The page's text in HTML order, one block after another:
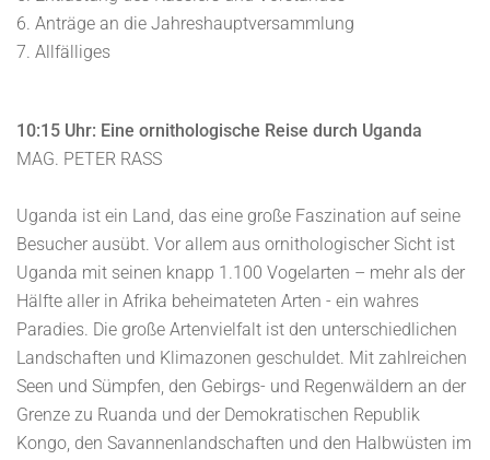
6. Anträge an die Jahreshauptversammlung
7. Allfälliges
10:15 Uhr: Eine ornithologische Reise durch Uganda
MAG. PETER RASS
Uganda ist ein Land, das eine große Faszination auf seine
Besucher ausübt. Vor allem aus ornithologischer Sicht ist
Uganda mit seinen knapp 1.100 Vogelarten – mehr als der
Hälfte aller in Afrika beheimateten Arten - ein wahres
Paradies. Die große Artenvielfalt ist den unterschiedlichen
Landschaften und Klimazonen geschuldet. Mit zahlreichen
Seen und Sümpfen, den Gebirgs- und Regenwäldern an der
Grenze zu Ruanda und der Demokratischen Republik
Kongo, den Savannenlandschaften und den Halbwüsten im